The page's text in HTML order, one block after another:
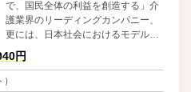
で、国民全体の利益を創造する」介
護業界のリーディングカンパニー、
更には、日本社会におけるモデル企
業となることを目指します。業務拡
大につき、全国各営業所で人材募集
をおこなっております。
円